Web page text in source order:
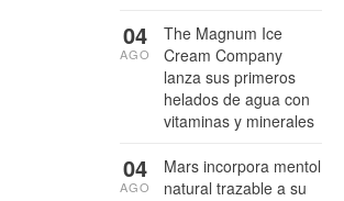
The Magnum Ice
Cream Company
lanza sus primeros
helados de agua con
vitaminas y minerales
04
AGO
Mars incorpora mentol
natural trazable a su
04
AGO